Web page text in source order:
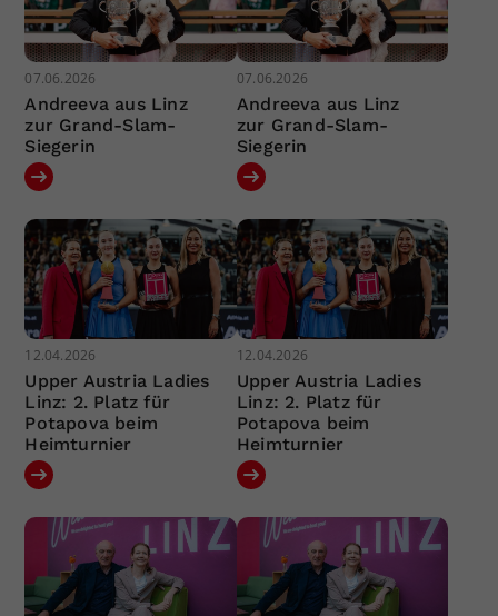
07.06.2026
Andreeva aus Linz
zur Grand-Slam-
Siegerin
07.06.2026
Andreeva aus Linz
zur Grand-Slam-
Siegerin
12.04.2026
Upper Austria Ladies
Linz: 2. Platz für
Potapova beim
Heimturnier
12.04.2026
Upper Austria Ladies
Linz: 2. Platz für
Potapova beim
Heimturnier